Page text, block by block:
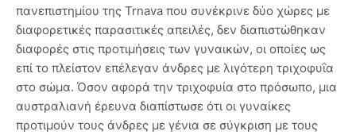
πανεπιστημίου της Trnava που συνέκρινε δύο χώρες με
διαφορετικές παρασιτικές απειλές, δεν διαπιστώθηκαν
διαφορές στις προτιμήσεις των γυναικών, οι οποίες ως
επί το πλείστον επέλεγαν άνδρες με λιγότερη τριχοφυΐα
στο σώμα. Όσον αφορά την τριχοφυία στο πρόσωπο, μια
αυστραλιανή έρευνα διαπίστωσε ότι οι γυναίκες
προτιμούν τους άνδρες με γένια σε σύγκριση με τους